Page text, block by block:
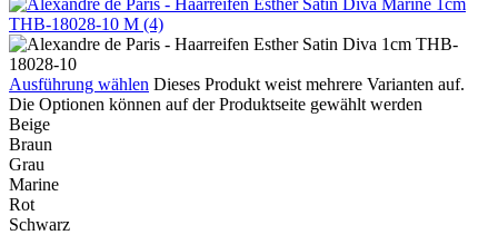
Ausführung wählen Dieses Produkt weist mehrere Varianten auf.
Die Optionen können auf der Produktseite gewählt werden
Beige
Braun
Grau
Marine
Rot
Schwarz